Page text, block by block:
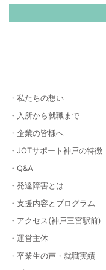
・私たちの想い
・入所から就職まで
・企業の皆様へ
・JOTサポート神戸の特徴
・Q&A
・発達障害とは
・支援内容とプログラム
・アクセス(神戸三宮駅前)
・運営主体
・卒業生の声・就職実績